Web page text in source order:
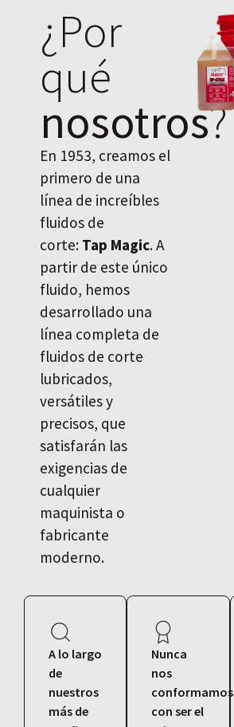
¿Por
qué
nosotros?
En 1953, creamos el
primero de una
línea de increíbles
fluidos de
corte: Tap Magic. A
partir de este único
fluido, hemos
desarrollado una
línea completa de
fluidos de corte
lubricados,
versátiles y
precisos, que
satisfarán las
exigencias de
cualquier
maquinista o
fabricante
moderno.
A lo largo
de
nuestros
más de
Nunca
nos
conformamos
con ser el